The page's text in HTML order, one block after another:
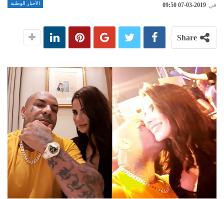
الأخبار الوطنية في 2019-03-07 09:50
Share